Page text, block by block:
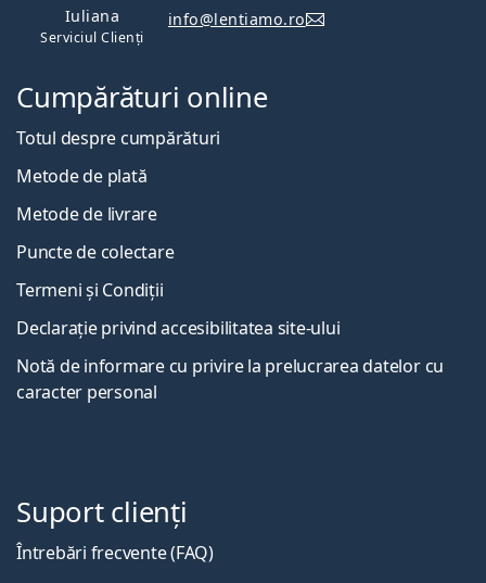
Iuliana
Serviciul Clienți
info@lentiamo.ro
Cumpărături online
Totul despre cumpărături
Metode de plată
Metode de livrare
Puncte de colectare
Termeni și Condiții
Declarație privind accesibilitatea site-ului
Notă de informare cu privire la prelucrarea datelor cu
caracter personal
Suport clienți
Întrebări frecvente (FAQ)